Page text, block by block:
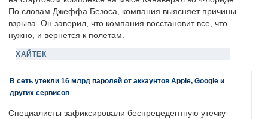
По словам Джеффа Безоса, компания выясняет причины
взрыва. Он заверил, что компания восстановит все, что
нужно, и вернется к полетам.
ХАЙТЕК
В сеть утекли 16 млрд паролей от аккаунтов Apple, Google и
других сервисов
Специалисты зафиксировали беспрецедентную утечку